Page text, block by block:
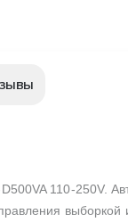
110-250V.
выборкой